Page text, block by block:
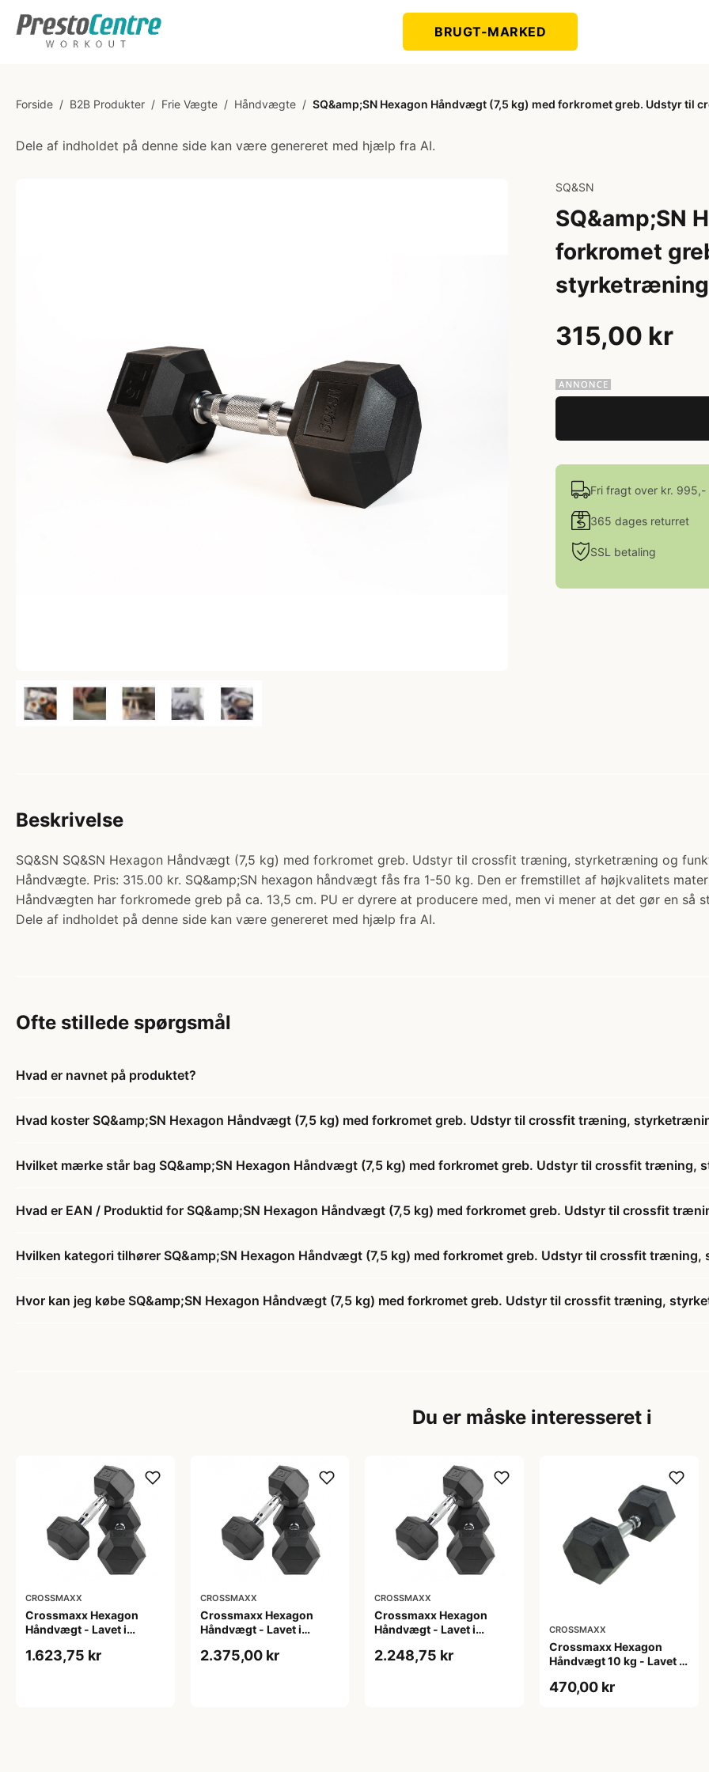
BRUGT-MARKED
Forside / B2B Produkter / Frie Vægte / Håndvægte / SQ&amp;SN Hexagon Håndvægt (7,5 kg) med forkromet greb. Udstyr
Dele af indholdet på denne side kan være genereret med hjælp fra AI.
SQ&SN
SQ&amp;SN
forkromet
315,00 kr
Fri fragt over kr. 995,-
365 dages returret
SSL betaling
Beskrivelse
SQ&SN SQ&SN Hexagon Håndvægt (7,5 kg) med forkromet greb. Udstyr til crossfit træning, styrketræning og
Håndvægte. Pris: 315.00 kr. SQ&amp;SN hexagon håndvægt fås fra 1-50 kg. Den er fremstillet af højkvalitets
Håndvægten har forkromede greb på ca. 13,5 cm. PU er dyrere at producere med, men vi mener at det gør en så
Dele af indholdet på denne side kan være genereret med hjælp fra AI.
Ofte stillede spørgsmål
Hvad er navnet på produktet?
Hvad koster SQ&amp;SN Hexagon Håndvægt (7,5 kg) med forkromet greb. Udstyr til crossfit træning,
Hvilket mærke står bag SQ&amp;SN Hexagon Håndvægt (7,5 kg) med forkromet greb. Udstyr til crossfit
Hvad er EAN / Produktid for SQ&amp;SN Hexagon Håndvægt (7,5 kg) med forkromet greb. Udstyr til crossfit
Hvilken kategori tilhører SQ&amp;SN Hexagon Håndvægt (7,5 kg) med forkromet greb. Udstyr til crossfit
Hvor kan jeg købe SQ&amp;SN Hexagon Håndvægt (7,5 kg) med forkromet greb. Udstyr til crossfit træning,
Du er måske interesseret i
CROSSMAXX
Crossmaxx Hexagon
Håndvægt - Lavet i
gummi - Riflet håndtag
1.623,75 kr
CROSSMAXX
Crossmaxx Hexagon
Håndvægt - Lavet i
gummi - Riflet håndtag
2.375,00 kr
CROSSMAXX
Crossmaxx Hexagon
Håndvægt - Lavet i
gummi - Riflet håndtag
2.248,75 kr
CROSSMAXX
Crossmaxx Hexagon
Håndvægt 10 kg - Lavet i
gummi - Riflet håndtag
470,00 kr